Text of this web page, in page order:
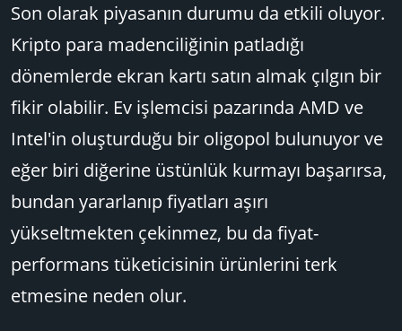
Son olarak piyasanın durumu da etkili oluyor.
Kripto para madenciliğinin patladığı
dönemlerde ekran kartı satın almak çılgın bir
fikir olabilir. Ev işlemcisi pazarında AMD ve
Intel'in oluşturduğu bir oligopol bulunuyor ve
eğer biri diğerine üstünlük kurmayı başarırsa,
bundan yararlanıp fiyatları aşırı
yükseltmekten çekinmez, bu da fiyat-
performans tüketicisinin ürünlerini terk
etmesine neden olur.